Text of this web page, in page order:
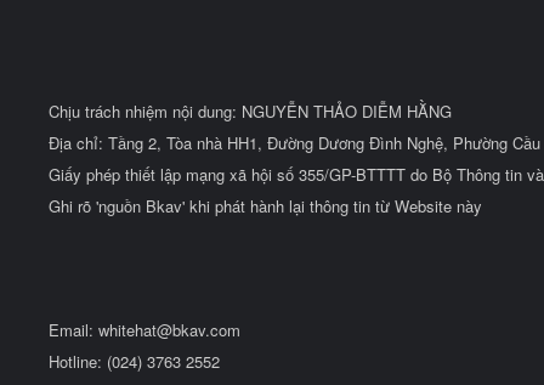
Chịu trách nhiệm nội dung: NGUYỄN THẢO DIỄM HẰNG
Địa chỉ: Tầng 2, Tòa nhà HH1, Đường Dương Đình Nghệ, Phường
Giấy phép thiết lập mạng xã hội số 355/GP-BTTTT do Bộ Thông tin
Ghi rõ 'nguồn Bkav' khi phát hành lại thông tin từ Website này
Email: whitehat@bkav.com
Hotline: (024) 3763 2552